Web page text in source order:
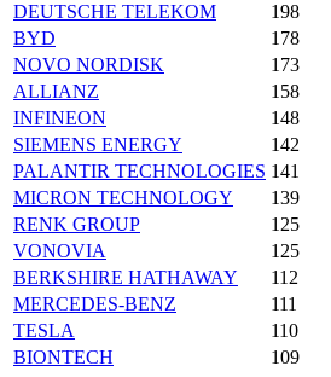
DEUTSCHE TELEKOM
198
BYD
178
NOVO NORDISK
173
ALLIANZ
158
INFINEON
148
SIEMENS ENERGY
142
PALANTIR TECHNOLOGIES 141
MICRON TECHNOLOGY
139
RENK GROUP
125
VONOVIA
125
BERKSHIRE HATHAWAY
112
MERCEDES-BENZ
111
TESLA
110
BIONTECH
109